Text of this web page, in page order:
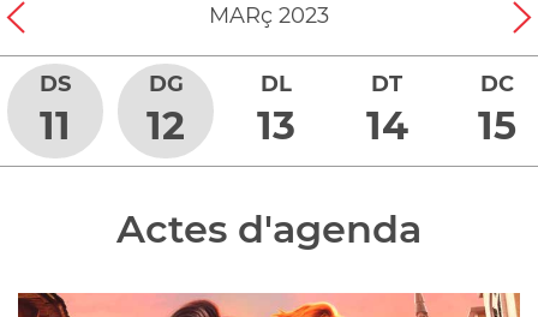
MARç 2023
DS
11
DG
12
DL
13
DT
14
DC
15
Actes d'agenda